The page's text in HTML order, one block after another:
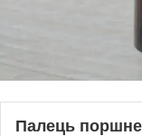
Палець